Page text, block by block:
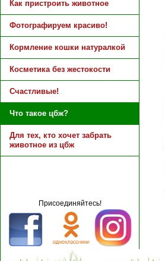
Как пристроить животное
Фотографируем красиво!
Кормление кошки натуралкой
Косметика без жестокости
Счастливые!
Что такое цбж?
Для тех, кто хочет забрать
животное из цбж
Присоединяйтесь!